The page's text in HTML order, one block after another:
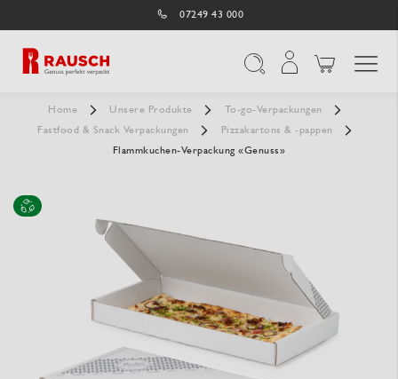
07249 43 000
Home Unsere Produkte
To-go-Verpackungen
Fastfood & Snack Verpackungen
Pizzakartons & -pappen
Flammkuchen-Verpackung «Genuss»